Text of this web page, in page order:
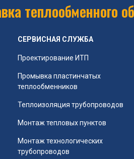
теплообменного
СЕРВИСНАЯ СЛУЖБА
Проектирование ИТП
Промывка пластинчатых
теплообменников
Теплоизоляция трубопроводов
Монтаж тепловых пунктов
Монтаж технологических
трубопроводов